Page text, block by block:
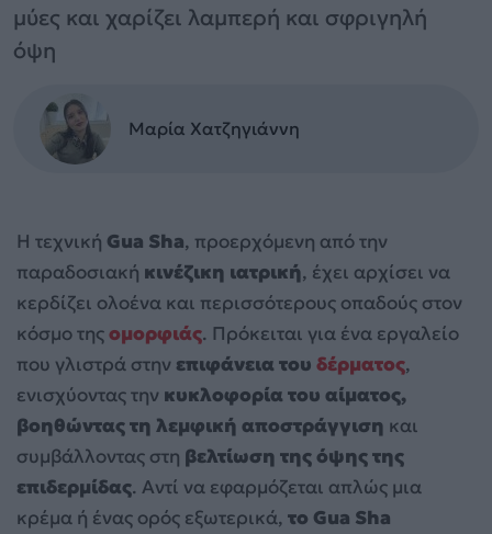
μύες και χαρίζει λαμπερή και σφριγηλή
όψη
Μαρία Χατζηγιάννη
Η τεχνική Gua Sha, προερχόμενη από την
παραδοσιακή κινέζικη ιατρική, έχει αρχίσει να
κερδίζει ολοένα και περισσότερους οπαδούς στον
κόσμο τηςομορφιάς. Πρόκειται για ένα εργαλείο
που γλιστρά στην επιφάνεια του δέρματος,
ενισχύοντας την κυκλοφορία του αίματος,
βοηθώντας τη λεμφική αποστράγγιση και
συμβάλλοντας στη βελτίωση της όψης της
επιδερμίδας. Αντί να εφαρμόζεται απλώς μια
κρέμα ή ένας ορός εξωτερικά, το Gua Sha